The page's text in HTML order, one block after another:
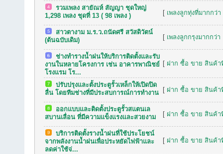
รวมเพลง สายัณห์ สัญญา ชุดใหญ่
1,298 เพลง ชุดที่ 13 ( 98 เพลง )
[ เพลงลูกทุ่งที่มากกว่า
สาวตางาม ม.ร.ว.ถนัดศรี สวัสดิวัตน์
(ต้นฉบับเดิม)
[ เพลงลูกกรุงมากกว่
ช่างทำรางน้ำฝนให้บริการติดตั้งและรับ
งานในหลายโครงการ เช่น อาคารพาณิชย์
โรงแรม โร...
[ ฝาก ซื้อ ขาย สินค้า
ปรับปรุงและตั้งประตูรั้วเหล็กให้เปิดปิด
ลื่น โดยทีมช่างที่มีประสบการณ์การทำงาน
[ ฝาก ซื้อ ขาย สินค้า
ออกแบบและติดตั้งประตูรั้วสแตนเล
สบานเลื่อน ที่มีความแข็งแรงและสวยงาม
[ ฝาก ซื้อ ขาย สินค้า
บริการติดตั้งรางน้ำฝนที่ใช้ประโยชน์
จากพลังงานน้ำฝนเพื่อประหยัดไฟฟ้าและ
ลดค่าใช้จ่...
[ ฝาก ซื้อ ขาย สินค้า